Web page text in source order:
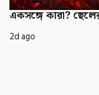
একসঙ্গে কারা?
2d ago